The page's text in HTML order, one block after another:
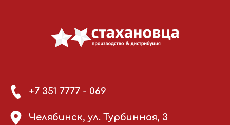
+7 351 7777 - 069
Челябинск, ул. Турбинная, 3